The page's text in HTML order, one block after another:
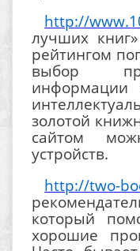
http://
лучших
рейтингом
выбор
информации
золотой
сайтом
устройств.
http://two-
который
хорошие